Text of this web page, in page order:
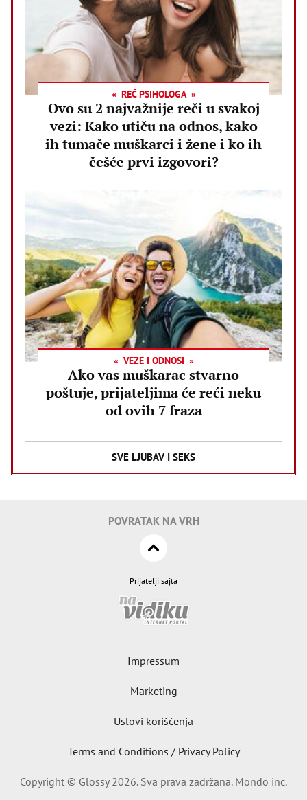
REČ PSIHOLOGA
Ovo su 2 najvažnije reči u svakoj
vezi: Kako utiču na odnos, kako
ih tumače muškarci i žene i ko ih
češće prvi izgovori?
VEZE I ODNOSI
Ako vas muškarac stvarno
poštuje, prijateljima će reći neku
od ovih 7 fraza
SVE LJUBAV I SEKS
POVRATAK NA VRH
Prijatelji sajta
Impressum
Marketing
Uslovi korišćenja
Terms and Conditions / Privacy Policy
Copyright © Glossy 2026. Sva prava zadržana. Mondo inc.